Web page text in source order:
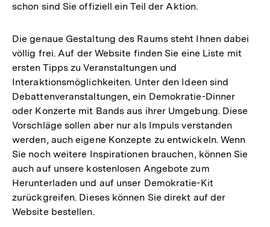
schon sind Sie offiziell ein Teil der Aktion.
Die genaue Gestaltung des Raums steht Ihnen dabei
völlig frei. Auf der Website finden Sie eine Liste mit
ersten Tipps zu Veranstaltungen und
Interaktionsmöglichkeiten. Unter den Ideen sind
Debattenveranstaltungen, ein Demokratie-Dinner
oder Konzerte mit Bands aus ihrer Umgebung. Diese
Vorschläge sollen aber nur als Impuls verstanden
werden, auch eigene Konzepte zu entwickeln. Wenn
Sie noch weitere Inspirationen brauchen, können Sie
auch auf unsere kostenlosen Angebote zum
Herunterladen und auf unser Demokratie-Kit
zurückgreifen. Dieses können Sie direkt auf der
Website bestellen.